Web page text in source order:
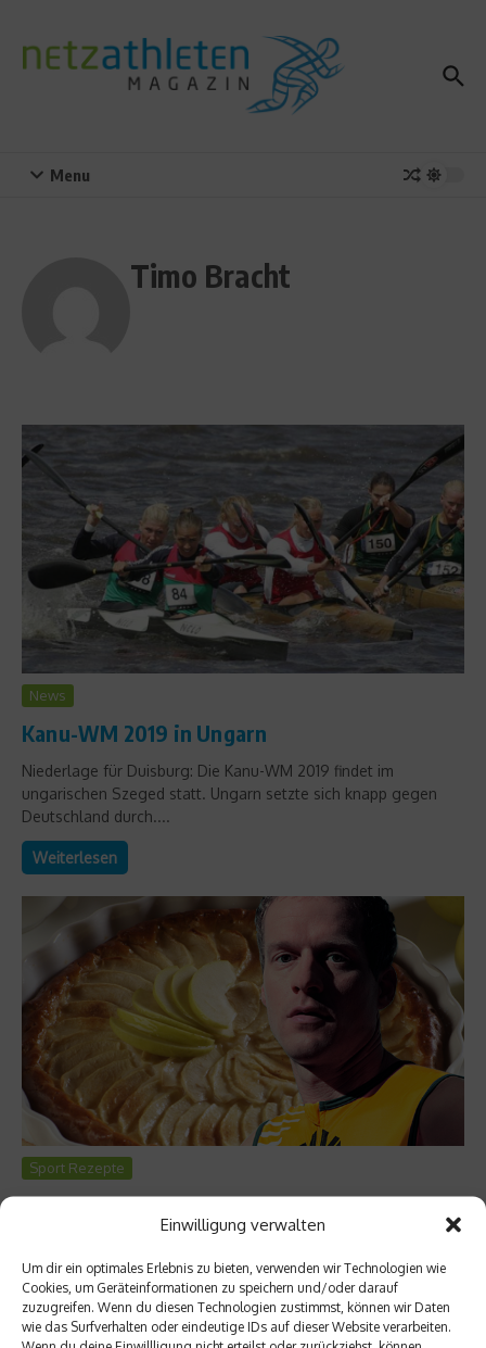
Einwilligung verwalten
Um dir ein optimales Erlebnis zu bieten, verwenden wir Technologien wie
Cookies, um Geräteinformationen zu speichern und/oder darauf
zuzugreifen. Wenn du diesen Technologien zustimmst, können wir Daten
wie das Surfverhalten oder eindeutige IDs auf dieser Website verarbeiten.
Menu
Timo Bracht
News
Kanu-WM 2019 in Ungarn
Niederlage für Duisburg: Die Kanu-WM 2019 findet im
ungarischen Szeged statt. Ungarn setzte sich knapp gegen
Deutschland durch....
Weiterlesen
Sport Rezepte
Apfeltorte von Timo Bracht
Jahr zubereiten. Meine Eltern haben eine eigene
Streuobstwiese, und mit Bio-Äpfeln schmeckt der Kuchen
natürlich doppelt so gut“, sagt Ironman-Europameister Timo
Bracht....